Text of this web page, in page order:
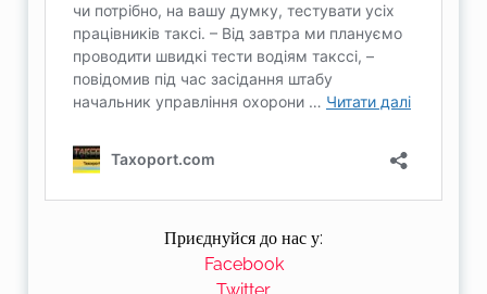
Приєднуйся до нас у:
Facebook